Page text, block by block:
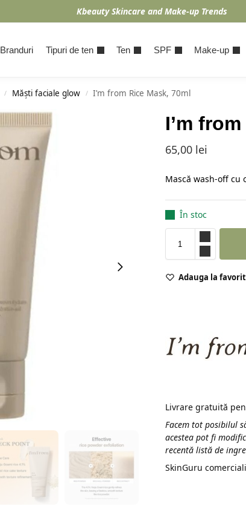
Kbeauty Skincare and Make-up Trends
Branduri Tipuri de ten Ten SPF Make-up
/ Măști faciale glow / I’m from Rice Mask, 70ml
I’m
65,00 lei
Mască wash-off
În stoc
Adauga la
Livrare gratuită
Facem tot posibilul
acestea pot fi
recentă listă de
SkinGuru